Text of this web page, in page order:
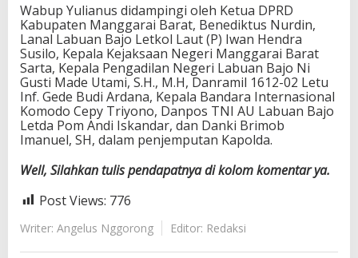
Wabup Yulianus didampingi oleh Ketua DPRD
Kabupaten Manggarai Barat, Benediktus Nurdin,
Lanal Labuan Bajo Letkol Laut (P) Iwan Hendra
Susilo, Kepala Kejaksaan Negeri Manggarai Barat
Sarta, Kepala Pengadilan Negeri Labuan Bajo Ni
Gusti Made Utami, S.H., M.H, Danramil 1612-02 Letu
Inf. Gede Budi Ardana, Kepala Bandara Internasional
Komodo Cepy Triyono, Danpos TNI AU Labuan Bajo
Letda Pom Andi Iskandar, dan Danki Brimob
Imanuel, SH, dalam penjemputan Kapolda.
Well, Silahkan tulis pendapatnya di kolom komentar ya.
Post Views: 776
Writer: Angelus Nggorong Editor: Redaksi